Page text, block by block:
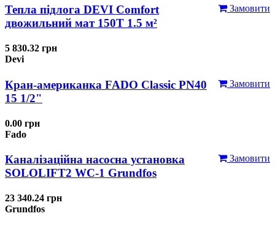
Замовити
Тепла підлога DEVI Comfort
двожильний мат 150T 1.5 м²
5 830.32 грн
Devi
Замовити
Кран-американка FADO Classic PN40
15 1/2"
0.00 грн
Fado
Замовити
Каналізаційна насосна установка
SOLOLIFT2 WC-1 Grundfos
23 340.24 грн
Grundfos